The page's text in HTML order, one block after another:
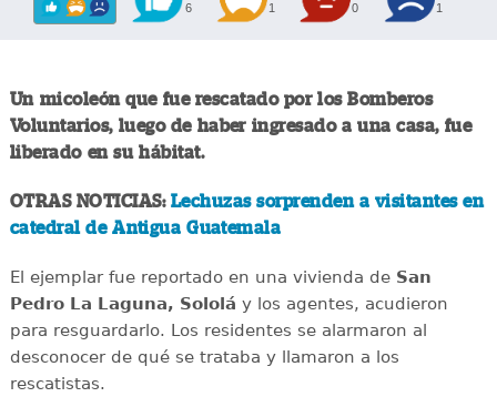
6 1 0 1
Un micoleón que fue rescatado por los Bomberos
Voluntarios, luego de haber ingresado a una casa, fue
liberado en su hábitat.
OTRAS NOTICIAS: Lechuzas sorprenden a visitantes en
catedral de Antigua Guatemala
El ejemplar fue reportado en una vivienda deSan
Pedro La Laguna, Sololá y los agentes, acudieron
para resguardarlo. Los residentes se alarmaron al
desconocer de qué se trataba y llamaron a los
rescatistas.